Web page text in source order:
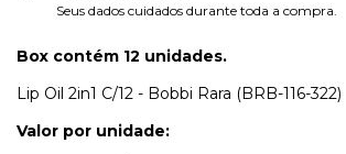
Seus dados cuidados durante toda a compra.
Box contém 12 unidades.
Lip Oil 2in1 C/12 - Bobbi Rara (BRB-116-322)
Valor por unidade: